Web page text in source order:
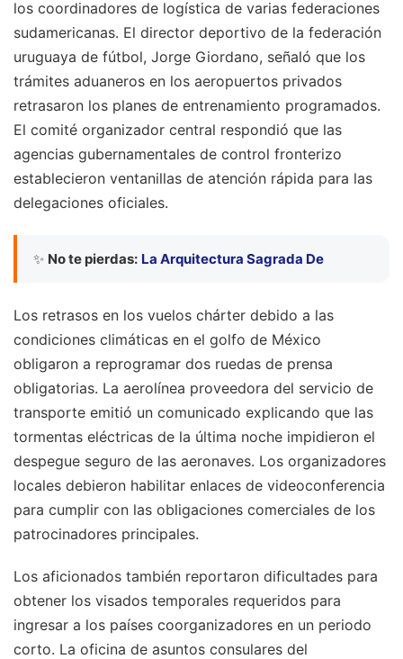
los coordinadores de logística de varias federaciones
sudamericanas. El director deportivo de la federación
uruguaya de fútbol, Jorge Giordano, señaló que los
trámites aduaneros en los aeropuertos privados
retrasaron los planes de entrenamiento programados.
El comité organizador central respondió que las
agencias gubernamentales de control fronterizo
establecieron ventanillas de atención rápida para las
delegaciones oficiales.
✨ No te pierdas: La Arquitectura Sagrada De
Los retrasos en los vuelos chárter debido a las
condiciones climáticas en el golfo de México
obligaron a reprogramar dos ruedas de prensa
obligatorias. La aerolínea proveedora del servicio de
transporte emitió un comunicado explicando que las
tormentas eléctricas de la última noche impidieron el
despegue seguro de las aeronaves. Los organizadores
locales debieron habilitar enlaces de videoconferencia
para cumplir con las obligaciones comerciales de los
patrocinadores principales.
Los aficionados también reportaron dificultades para
obtener los visados temporales requeridos para
ingresar a los países coorganizadores en un periodo
corto. La oficina de asuntos consulares del